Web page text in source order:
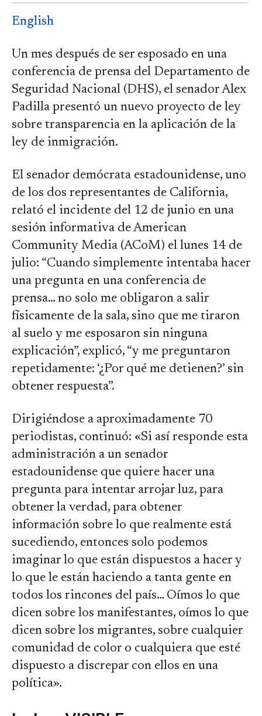
English
Un mes después de ser esposado en una
conferencia de prensa del Departamento de
Seguridad Nacional (DHS), el senador Alex
Padilla presentó un nuevo proyecto de ley
sobre transparencia en la aplicación de la
ley de inmigración.
El senador demócrata estadounidense, uno
de los dos representantes de California,
relató el incidente del 12 de junio en una
sesión informativa de American
Community Media (ACoM) el lunes 14 de
julio: “Cuando simplemente intentaba hacer
una pregunta en una conferencia de
prensa… no solo me obligaron a salir
físicamente de la sala, sino que me tiraron
al suelo y me esposaron sin ninguna
explicación”, explicó, “y me preguntaron
repetidamente: ‘¿Por qué me detienen?’ sin
obtener respuesta”.
Dirigiéndose a aproximadamente 70
periodistas, continuó: «Si así responde esta
administración a un senador
estadounidense que quiere hacer una
pregunta para intentar arrojar luz, para
obtener la verdad, para obtener
información sobre lo que realmente está
sucediendo, entonces solo podemos
imaginar lo que están dispuestos a hacer y
lo que le están haciendo a tanta gente en
todos los rincones del país… Oímos lo que
dicen sobre los manifestantes, oímos lo que
dicen sobre los migrantes, sobre cualquier
comunidad de color o cualquiera que esté
dispuesto a discrepar con ellos en una
política».